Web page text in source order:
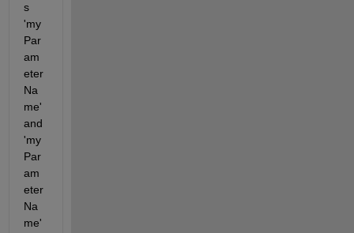
s
'my
Par
am
eter
Na
me'
and
'my
Par
am
eter
Na
me'